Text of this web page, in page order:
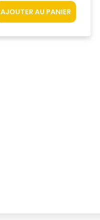
AJOUTER AU PANIER